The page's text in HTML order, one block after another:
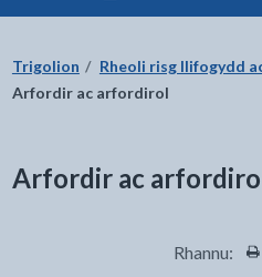
Trigolion
Rheoli risg llifogydd
Arfordir ac arfordirol
Arfordir ac
Rhannu: